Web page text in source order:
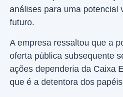
análises para uma potencial
futuro.
A empresa ressaltou que a
oferta pública subsequente
ações dependeria da Caixa
que é a detentora dos